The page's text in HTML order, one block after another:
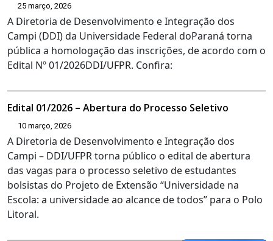
25 março, 2026
A Diretoria de Desenvolvimento e Integração dos
Campi (DDI) da Universidade Federal doParaná torna
pública a homologação das inscrições, de acordo com o
Edital Nº 01/2026DDI/UFPR. Confira:
Edital 01/2026 – Abertura do Processo Seletivo
10 março, 2026
A Diretoria de Desenvolvimento e Integração dos
Campi – DDI/UFPR torna público o edital de abertura
das vagas para o processo seletivo de estudantes
bolsistas do Projeto de Extensão “Universidade na
Escola: a universidade ao alcance de todos” para o Polo
Litoral.